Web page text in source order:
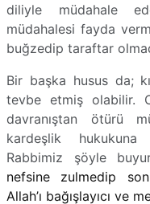
diliyle müdahale
müdahalesi fayda
buğzedip taraftar
Bir başka husus da;
tevbe etmiş olabilir. O
davranıştan ötürü
kardeşlik
Rabbimiz şöyle
nefsine zulmedip
Allah’ı bağışlayıcı ve